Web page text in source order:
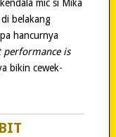
mic si Mika
belakang
hancurnya
performance is
bikin cewek-